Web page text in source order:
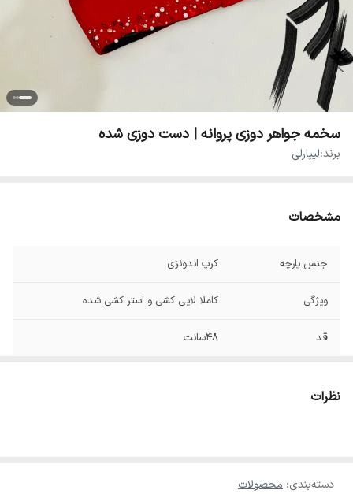
سخمه جواهر دوزی پروانه | دست دوزی شده
برند:لیپارلی
مشخصات
جنس پارچه کرپ اندونزی
ویژگی کاملا لایی کشی و استر کشی شده
قد ۴۸سانت
نظرات
دسته‌بندی: محصولات